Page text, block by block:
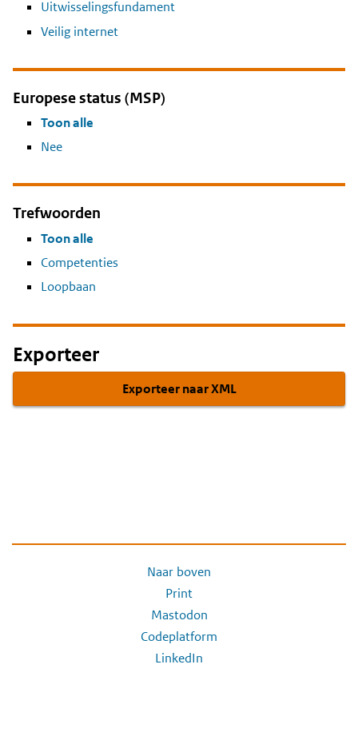
Uitwisselingsfundament
Veilig internet
Europese status (MSP)
Toon alle
Nee
Trefwoorden
Toon alle
Competenties
Loopbaan
Exporteer
Exporteer naar XML
Naar boven
Print
Mastodon
Codeplatform
LinkedIn